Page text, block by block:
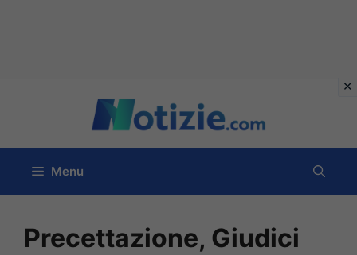
contenuto
Menu
Precettazione, Giudici